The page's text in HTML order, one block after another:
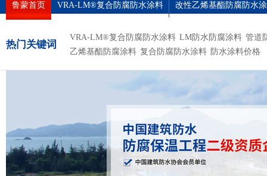
鲁蒙首页 VRA-LM®复合防腐防水涂料 改性乙烯基酯防腐防水
热门关键词
VRA-LM®复合防腐防水涂料 LM防水防腐涂料 管道
乙烯基酯防腐涂料 复合防腐防水涂料 防水涂料价格